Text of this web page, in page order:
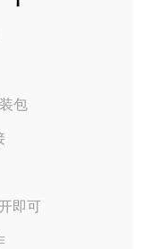
包
即可